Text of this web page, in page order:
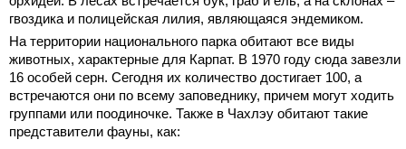
гвоздика и полицейская лилия, являющаяся эндемиком.
На территории национального парка обитают все виды
животных, характерные для Карпат. В 1970 году сюда завезли
16 особей серн. Сегодня их количество достигает 100, а
встречаются они по всему заповеднику, причем могут ходить
группами или поодиночке. Также в Чахлэу обитают такие
представители фауны, как: